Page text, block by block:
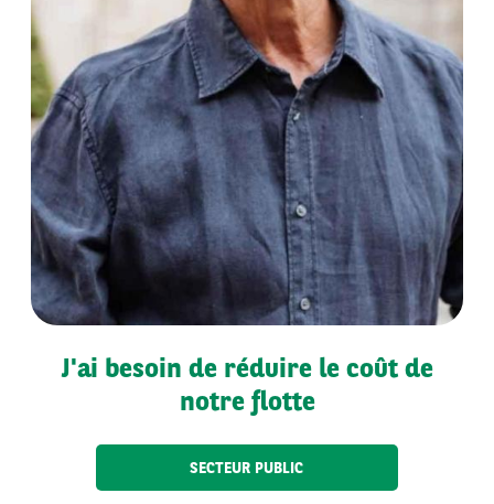
J'ai besoin de réduire le coût de
notre flotte
SECTEUR PUBLIC